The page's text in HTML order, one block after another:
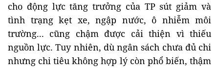
cho động lực tăng trưởng của TP sút giảm và
tình trạng kẹt xe, ngập nước, ô nhiễm môi
trường... cũng chậm được cải thiện vì thiếu
nguồn lực. Tuy nhiên, dù ngân sách chưa đủ chi
nhưng chi tiêu không hợp lý còn phổ biến, thậm